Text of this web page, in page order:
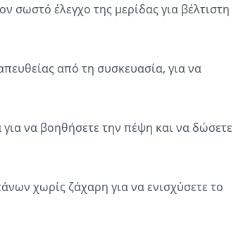
σωστό έλεγχο της μερίδας για βέλτιστη
από τη συσκευασία, για να
να βοηθήσετε την πέψη και να δώσετε
χωρίς ζάχαρη για να ενισχύσετε το